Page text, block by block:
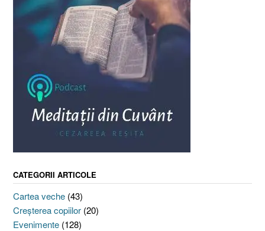
CATEGORII ARTICOLE
Cartea veche (43)
Creşterea copiilor (20)
Evenimente (128)